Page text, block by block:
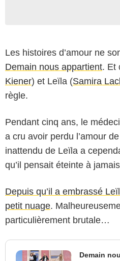
Les histoires d’amour ne
Demain nous appartient. Et
Kiener) et Leïla (Samira
règle.
Pendant cinq ans, le
a cru avoir perdu l’amour
inattendu de Leïla a
qu’il pensait éteinte à
Depuis qu’il a embrassé
petit nuage.
particulièrement brutale…
Demain